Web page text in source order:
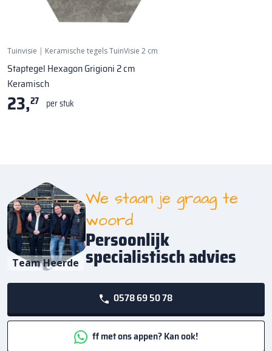
Tuinvisie | Keramische tegels TuinVisie 2 cm
Staptegel Hexagon Grigioni 2 cm
Keramisch
23,27 per stuk
Team Heerde
We staan je graag te
woord
Persoonlijk
specialistisch advies
0578 69 50 78
ff met ons appen? Kan ook!